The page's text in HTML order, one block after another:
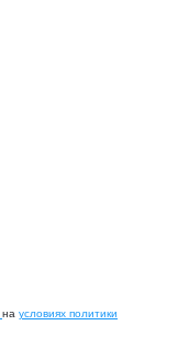
на условиях политики